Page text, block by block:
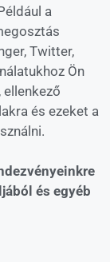
a
Twitter,
Ön
és ezeket a
és egyéb